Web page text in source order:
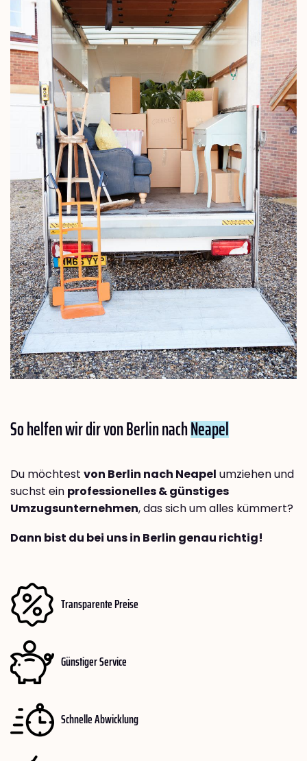
So helfen wir dir von Berlin nachNeapel
Du möchtest von Berlin nach Neapel umziehen und
suchst ein professionelles & günstiges
Umzugsunternehmen, das sich um alles kümmert?
Dann bist du bei uns in Berlin genau richtig!
Transparente Preise
Günstiger Service
Schnelle Abwicklung